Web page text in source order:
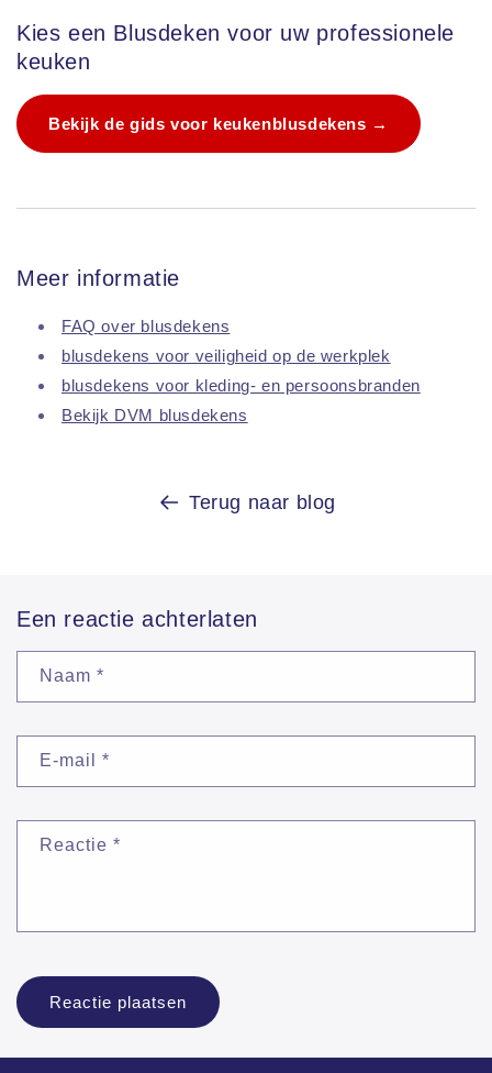
Kies een Blusdeken voor uw professionele
keuken
Bekijk de gids voor keukenblusdekens →
Meer informatie
FAQ over blusdekens
blusdekens voor veiligheid op de werkplek
blusdekens voor kleding- en persoonsbranden
Bekijk DVM blusdekens
Terug naar blog
Een reactie achterlaten
Naam *
E-mail *
Reactie *